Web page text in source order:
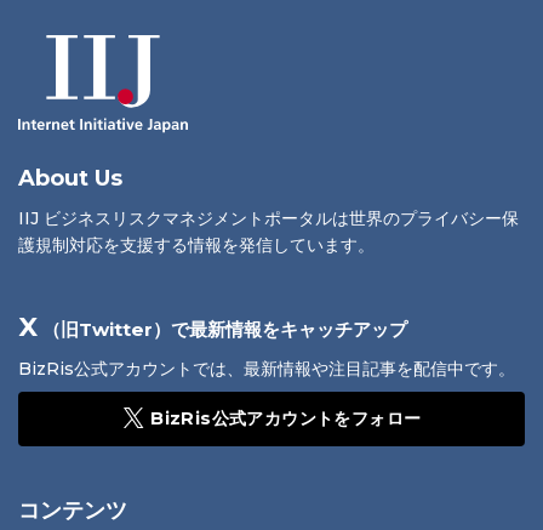
About Us
IIJ ビジネスリスクマネジメントポータルは世界のプライバシー保
護規制対応を支援する情報を発信しています。
X （旧Twitter）で最新情報をキャッチアップ
BizRis公式アカウントでは、最新情報や注目記事を配信中です。
BizRis公式アカウントをフォロー
コンテンツ